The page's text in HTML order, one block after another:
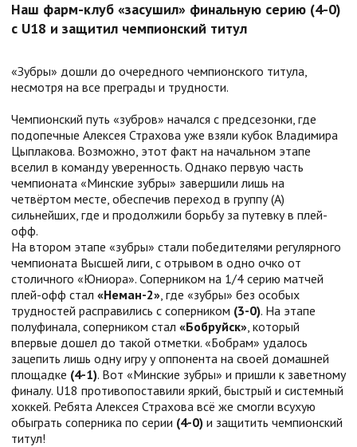
Наш фарм-клуб «засушил» финальную серию (4-0)
с U18 и защитил чемпионский титул
«Зубры» дошли до очередного чемпионского титула,
несмотря на все преграды и трудности.
Чемпионский путь «зубров» начался с предсезонки, где
подопечные Алексея Страхова уже взяли кубок Владимира
Цыплакова. Возможно, этот факт на начальном этапе
вселил в команду уверенность. Однако первую часть
чемпионата «Минские зубры» завершили лишь на
четвёртом месте, обеспечив переход в группу (А)
сильнейших, где и продолжили борьбу за путевку в плей-
офф.
На втором этапе «зубры» стали победителями регулярного
чемпионата Высшей лиги, с отрывом в одно очко от
столичного «Юниора». Соперником на 1/4 серию матчей
плей-офф стал «Неман-2», где «зубры» без особых
трудностей расправились с соперником (3-0). На этапе
полуфинала, соперником стал «Бобруйск», который
впервые дошел до такой отметки. «Бобрам» удалось
зацепить лишь одну игру у оппонента на своей домашней
площадке (4-1). Вот «Минские зубры» и пришли к заветному
финалу. U18 противопоставили яркий, быстрый и системный
хоккей. Ребята Алексея Страхова всё же смогли всухую
обыграть соперника по серии (4-0) и защитить чемпионский
титул!